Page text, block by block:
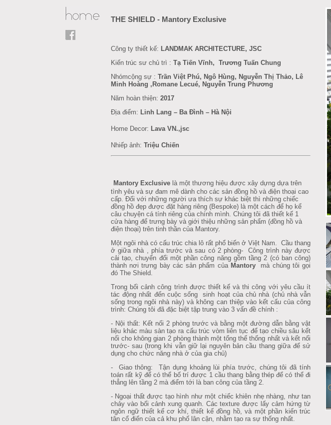
THE SHIELD - Mantory Exclusive
Công ty thiết kế: LANDMAK ARCHITECTURE, JSC
Kiến trúc sư chủ trì : Tạ Tiến Vĩnh, Trương Tuấn Chung
Nhómcộng sự : Trần Việt Phú, Ngô Hùng, Nguyễn Thị Thảo, Lê
Minh Hoàng ,Romane Lecué, Nguyễn Trung Phương
Năm hoàn thiện: 2017
Địa điểm: Linh Lang – Ba Đình – Hà Nội
Home Decor: Lava VN.,jsc
Nhiếp ảnh: Triệu Chiến
Mantory Exclusive là một thương hiệu được xây dựng dựa trên
tình yêu và sự đam mê dành cho các sản đồng hồ và điện thoại cao
cấp. Đối với những người ưa thích sự khác biệt thì những chiếc
đồng hồ đẹp được đặt hàng riêng (Bespoke) là một cách để họ kể
câu chuyện cá tính riêng của chính mình. Chúng tôi đã thiết kế 1
cửa hàng để trưng bày và giới thiệu những sản phẩm (đồng hồ và
điện thoại) trên tinh thần của Mantory.
Một ngôi nhà có cấu trúc chia lô rất phổ biến ở Việt Nam. Cầu thang
ở giữa nhà , phía trước và sau có 2 phòng- Công trình này được
cải tạo, chuyển đổi một phần công năng gồm tầng 2 (có ban công)
thành nơi trưng bày các sản phẩm của Mantorymà chúng tôi gọi
đó The Shield.
Trong bối cảnh công trình được thiết kế và thi công với yêu cầu ít
tác động nhất đến cuộc sống sinh hoạt của chủ nhà (chủ nhà vẫn
sống trong ngôi nhà này) và không can thiệp vào kết cấu của công
trình: Chúng tôi đã đặc biệt tập trung vào 3 vấn đề chính :
- Nội thất: Kết nối 2 phòng trước và bằng một đường dẫn bằng vật
liệu khác màu sàn tạo ra cấu trúc vòm liên tục để tạo chiều sâu kết
nối cho không gian 2 phòng thành một tổng thể thống nhất và kết nối
trước- sau (trong khi vẫn giữ lại nguyên bản cầu thang giữa để sử
dụng cho chức năng nhà ở của gia chủ)
- Giao thông: Tận dụng khoảng lùi phía trước, chúng tôi đã tính
toán rất kỹ để có thể bố trí được 1 cầu thang bằng thép để có thể đi
thẳng lên tầng 2 mà điểm tới là ban công của tầng 2.
- Ngoại thất được tạo hình như một chiếc khiên nhẹ nhàng, như tan
chảy vào bối cảnh xung quanh. Các texture được lấy cảm hứng từ
ngôn ngữ thiết kế cơ khí, thiết kế đồng hồ, và một phần kiến trúc
tân cổ điển của cả khu phố lân cận, nhằm tạo ra sự thống nhất.